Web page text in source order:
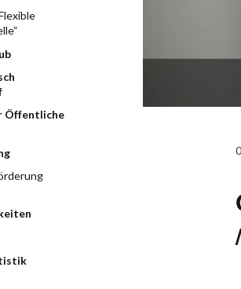
Öffentliche